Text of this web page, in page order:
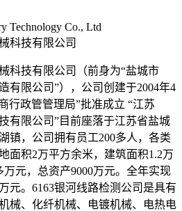
Technology Co., Ltd
科技有限公司
科技有限公司（前身为“盐城市
有限公司”），公司创建于2004年4
行政管管理局”批准成立 “江苏
有限公司”目前座落于江苏省盐城
镇，公司拥有员工200多人，各类
面积2万平方余米，建筑面积1.2万
元，总资产9000万元。全年实现
元。6163银河线路检测公司是具有
械、化纤机械、电镀机械、电热电